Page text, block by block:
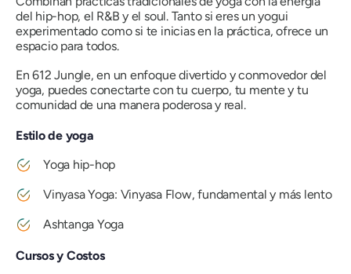
del hip-hop, el R&B y el soul. Tanto si eres un yogui
experimentado como si te inicias en la práctica, ofrece un
espacio para todos.
En 612 Jungle, en un enfoque divertido y conmovedor del
yoga, puedes conectarte con tu cuerpo, tu mente y tu
comunidad de una manera poderosa y real.
Estilo de yoga
Yoga hip-hop
Vinyasa Yoga: Vinyasa Flow, fundamental y más lento
Ashtanga Yoga
Cursos y Costos